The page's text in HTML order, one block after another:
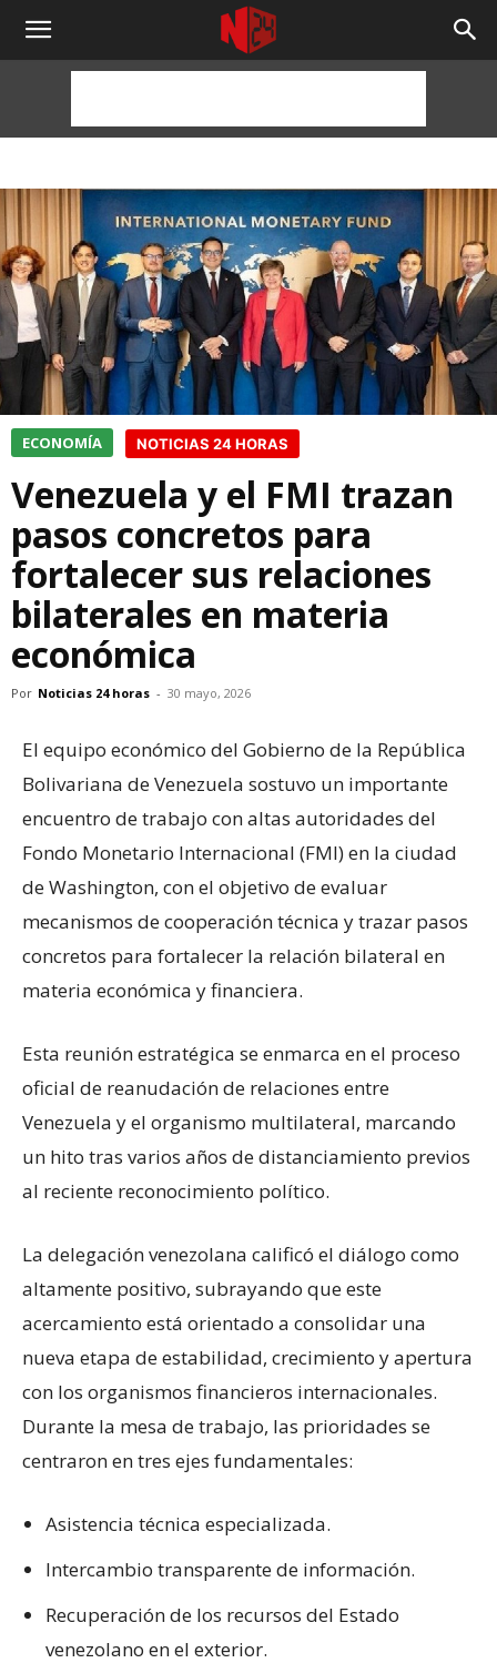
NOTICIAS
HORAS
ECONOMÍA NOTICIAS 24 HORAS
Venezuela y el FMI trazan
pasos concretos para
fortalecer sus relaciones
bilaterales en materia
económica
Por Noticias 24 horas - 30 mayo, 2026
El equipo económico del Gobierno de la República
Bolivariana de Venezuela sostuvo un importante
encuentro de trabajo con altas autoridades del
Fondo Monetario Internacional (FMI) en la ciudad
de Washington, con el objetivo de evaluar
mecanismos de cooperación técnica y trazar pasos
concretos para fortalecer la relación bilateral en
materia económica y financiera.
Esta reunión estratégica se enmarca en el proceso
oficial de reanudación de relaciones entre
Venezuela y el organismo multilateral, marcando
un hito tras varios años de distanciamiento previos
al reciente reconocimiento político.
La delegación venezolana calificó el diálogo como
altamente positivo, subrayando que este
acercamiento está orientado a consolidar una
nueva etapa de estabilidad, crecimiento y apertura
con los organismos financieros internacionales.
Durante la mesa de trabajo, las prioridades se
centraron en tres ejes fundamentales:
Asistencia técnica especializada.
Intercambio transparente de información.
Recuperación de los recursos del Estado
venezolano en el exterior.